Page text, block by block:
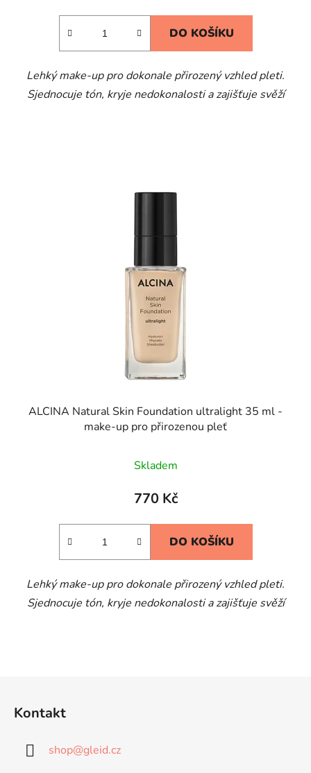
DO KOŠÍKU
Lehký make-up pro dokonale přirozený vzhled pleti.
Sjednocuje tón, kryje nedokonalosti a zajišťuje svěží
ALCINA Natural Skin Foundation ultralight 35 ml -
make-up pro přirozenou pleť
Skladem
770 Kč
DO KOŠÍKU
Lehký make-up pro dokonale přirozený vzhled pleti.
Sjednocuje tón, kryje nedokonalosti a zajišťuje svěží
Kontakt
shop@gleid.cz